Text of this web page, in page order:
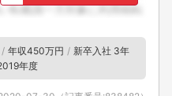
年収450万円
新卒入社 3年
年度